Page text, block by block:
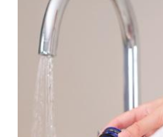
Transcript
transcripción
vídeo